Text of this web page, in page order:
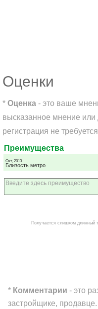
Оценки
* Оценка - это ваше
высказанное мнение
регистрация не
Преимущества
Окт, 2013
Близость метро
Получается слишком длинный
* Комментарии - это
застройщике,